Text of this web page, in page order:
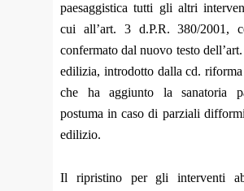
paesaggistica tutti gli altri
cui all’art. 3 d.P.R. 380/2001,
confermato dal nuovo testo
edilizia, introdotto dalla cd. riforma
che ha aggiunto la sanatoria
postuma in caso di parziali
edilizio.
Il ripristino per gli interventi